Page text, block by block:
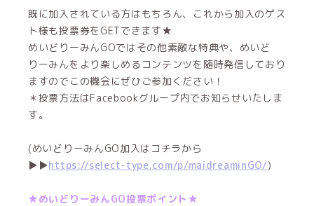
既に加入されている方はもちろん、これから加入のゲス
ト様も投票券をGETできます★
めいどりーみんGOではその他素敵な特典や、めいど
りーみんをより楽しめるコンテンツを随時発信しており
ますのでこの機会にぜひご参加ください！
＊投票方法はFacebookグループ内でお知らせいたしま
す。
(めいどりーみんGO加入はコチラから
▶▶https://select-type.com/p/maidreaminGO/)
★めいどりーみんGO投票ポイント★